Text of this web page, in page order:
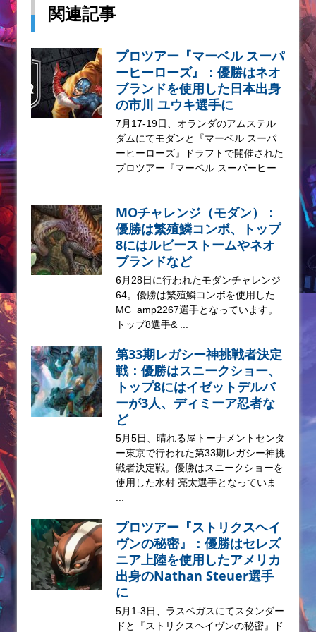
関連記事
プロツアー『マーベル スーパ
ーヒーローズ』：優勝はネオ
ブランドを使用した日本出身
の市川 ユウキ選手に
7月17-19日、オランダのアムステル
ダムにてモダンと『マーベル スーパ
ーヒーローズ』ドラフトで開催された
プロツアー『マーベル スーパーヒー
MOチャレンジ（モダン）：
優勝は繁殖鱗コンボ、トップ
8にはルビーストームやネオ
ブランドなど
6月28日に行われたモダンチャレンジ
64。優勝は繁殖鱗コンボを使用した
MC_amp2267選手となっています。
トップ8選手& ...
第33期レガシー神挑戦者決定
戦：優勝はスニークショー、
トップ8にはイゼットデルバ
ーが3人、ディミーア忍者な
ど
5月5日、晴れる屋トーナメントセンタ
ー東京で行われた第33期レガシー神挑
戦者決定戦。優勝はスニークショーを
使用した水村 亮太選手となっていま
プロツアー『ストリクスヘイ
ヴンの秘密』：優勝はセレズ
ニア上陸を使用したアメリカ
出身のNathan Steuer選手
に
5月1-3日、ラスベガスにてスタンダー
ドと『ストリクスヘイヴンの秘密』ド